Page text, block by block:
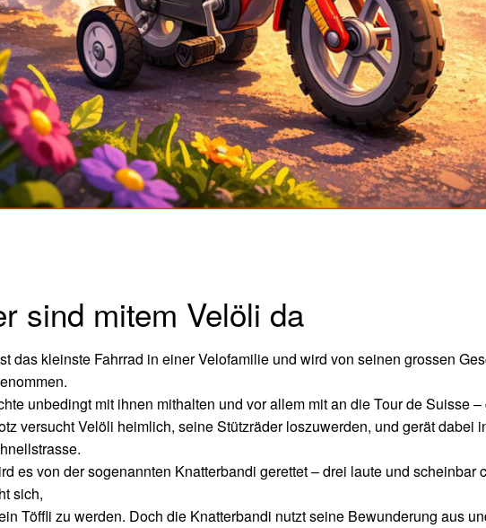
sind mitem Velöli da
das kleinste Fahrrad in einer Velofamilie und wird von seinen grossen
unbedingt mit ihnen mithalten und vor allem mit an die Tour de Suisse
versucht Velöli heimlich, seine Stützräder loszuwerden, und gerät dabei
es von der sogenannten Knatterbandi gerettet – drei laute und scheinbar
sich,
Töffli zu werden. Doch die Knatterbandi nutzt seine Bewunderung aus